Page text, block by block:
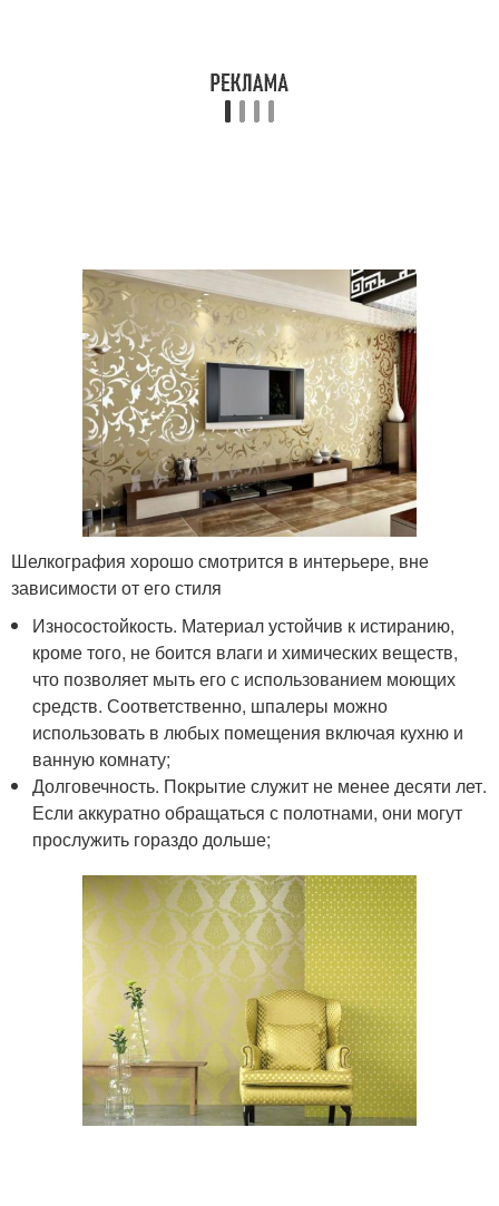
Шелкография хорошо смотрится в интерьере, вне
зависимости от его стиля
Износостойкость. Материал устойчив к истиранию,
кроме того, не боится влаги и химических веществ,
что позволяет мыть его с использованием моющих
средств. Соответственно, шпалеры можно
использовать в любых помещения включая кухню и
ванную комнату;
Долговечность. Покрытие служит не менее десяти лет.
Если аккуратно обращаться с полотнами, они могут
прослужить гораздо дольше;